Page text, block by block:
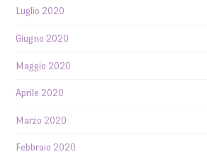
Luglio 2020
Giugno 2020
Maggio 2020
Aprile 2020
Marzo 2020
Febbraio 2020